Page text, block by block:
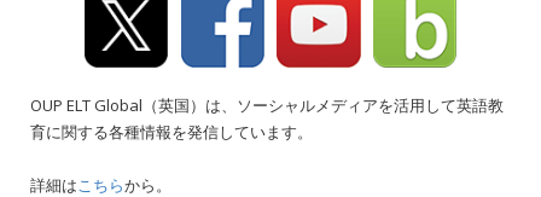
OUP ELT Global（英国）は、ソーシャルメディアを活用して英語教
育に関する各種情報を発信しています。
詳細は こちらから。